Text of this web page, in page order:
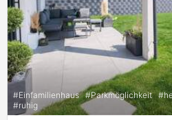
#Einfamilienhaus #Parkmöglichkeit #
#ruhig